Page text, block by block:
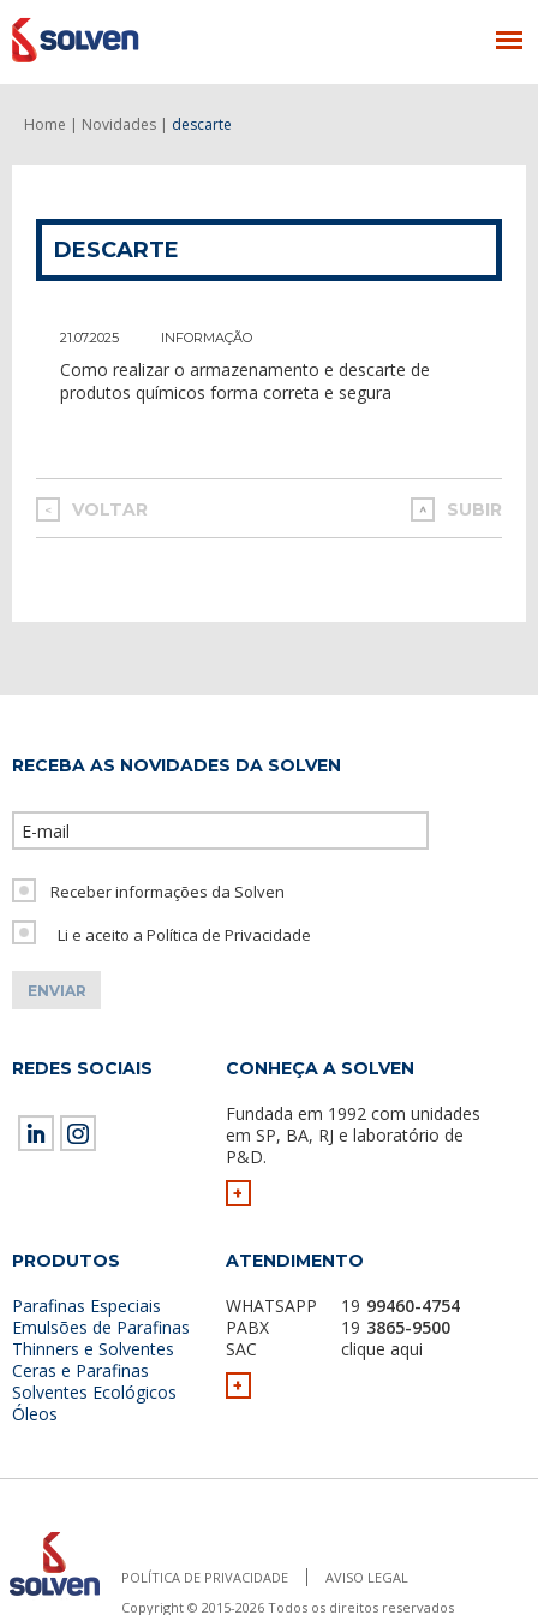
Home | Novidades | descarte
DESCARTE
21.07.2025 INFORMAÇÃO
Como realizar o armazenamento e descarte de
produtos químicos forma correta e segura
< VOLTAR SUBIR
RECEBA AS NOVIDADES DA SOLVEN
Receber informações da Solven
Li e aceito a Política de Privacidade
REDES SOCIAIS CONHEÇA A SOLVEN
Fundada em 1992 com unidades
em SP, BA, RJ e laboratório de
P&D.
+
PRODUTOS
Parafinas Especiais
Emulsões de Parafinas
Thinners e Solventes
Ceras e Parafinas
Solventes Ecológicos
Óleos
ATENDIMENTO
WHATSAPP
PABX
SAC
+
19 99460-4754
19 3865-9500
clique aqui
POLÍTICA DE PRIVACIDADE
AVISO LEGAL
Copyright © 2015-2026 Todos os direitos reservados